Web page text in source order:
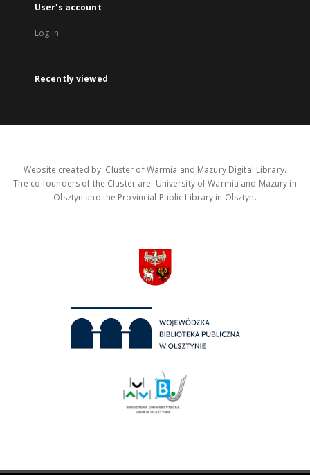
User's account
Log in
Recently viewed
Website created by: Cluster of Warmia and Mazury Digital Library.
The co-founders of the Cluster are: University of Warmia and Mazury in
Olsztyn and the Provincial Public Library in Olsztyn.